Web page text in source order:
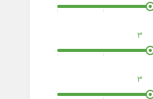
3
3